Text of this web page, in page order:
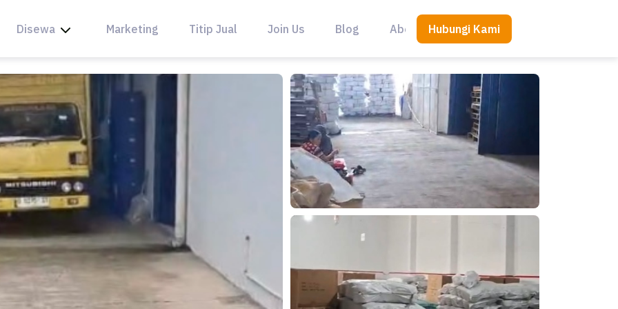
Disewa Marketing Titip Jual Join Us Blog About UsHubungi Kami